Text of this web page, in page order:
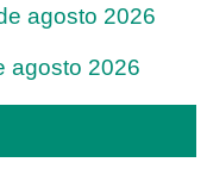
agosto 2026
agosto 2026